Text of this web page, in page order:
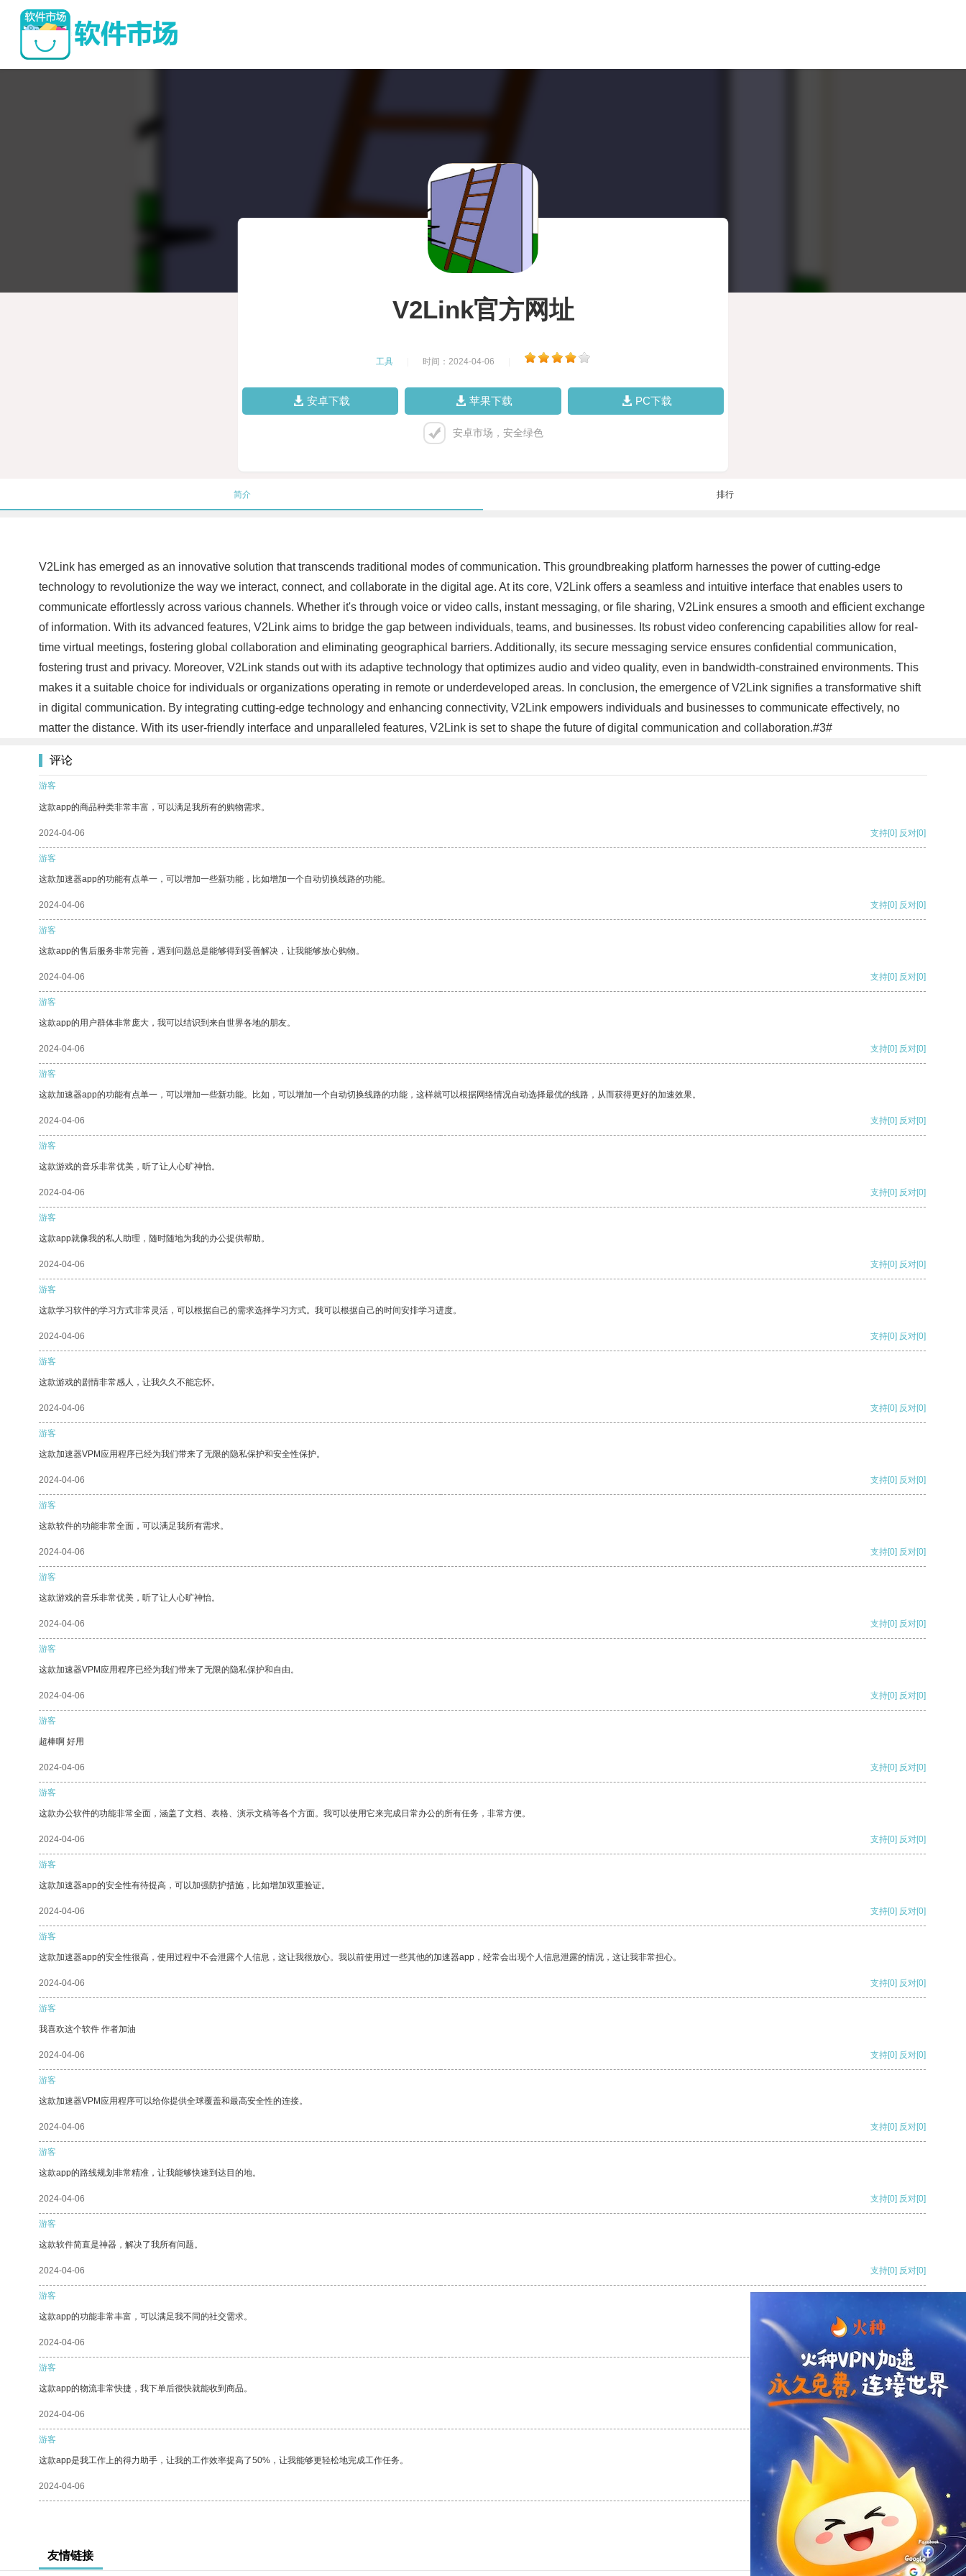
V2Link官方网址
工具 时间：2024-04-06
安卓下载 苹果下载 PC下载
安卓市场，安全绿色
简介 排行
V2Link has emerged as an innovative solution that transcends traditional modes of communication. This groundbreaking platform harnesses the power of cutting-edge
technology to revolutionize the way we interact, connect, and collaborate in the digital age. At its core, V2Link offers a seamless and intuitive interface that enables users to
communicate effortlessly across various channels. Whether it's through voice or video calls, instant messaging, or file sharing, V2Link ensures a smooth and efficient exchange
of information. With its advanced features, V2Link aims to bridge the gap between individuals, teams, and businesses. Its robust video conferencing capabilities allow for real-
time virtual meetings, fostering global collaboration and eliminating geographical barriers. Additionally, its secure messaging service ensures confidential communication,
fostering trust and privacy. Moreover, V2Link stands out with its adaptive technology that optimizes audio and video quality, even in bandwidth-constrained environments. This
makes it a suitable choice for individuals or organizations operating in remote or underdeveloped areas. In conclusion, the emergence of V2Link signifies a transformative shift
in digital communication. By integrating cutting-edge technology and enhancing connectivity, V2Link empowers individuals and businesses to communicate effectively, no
matter the distance. With its user-friendly interface and unparalleled features, V2Link is set to shape the future of digital communication and collaboration.#3#
评论
游客
这款app的商品种类非常丰富，可以满足我所有的购物需求。
2024-04-06 支持[0] 反对[0]
游客
这款加速器app的功能有点单一，可以增加一些新功能，比如增加一个自动切换线路的功能。
2024-04-06 支持[0] 反对[0]
游客
这款app的售后服务非常完善，遇到问题总是能够得到妥善解决，让我能够放心购物。
2024-04-06 支持[0] 反对[0]
游客
这款app的用户群体非常庞大，我可以结识到来自世界各地的朋友。
2024-04-06 支持[0] 反对[0]
游客
这款加速器app的功能有点单一，可以增加一些新功能。比如，可以增加一个自动切换线路的功能，这样就可以根据网络情况自动选择最优的线路，从而获得更好的加速效果。
2024-04-06 支持[0] 反对[0]
游客
这款游戏的音乐非常优美，听了让人心旷神怡。
2024-04-06 支持[0] 反对[0]
游客
这款app就像我的私人助理，随时随地为我的办公提供帮助。
2024-04-06 支持[0] 反对[0]
游客
这款学习软件的学习方式非常灵活，可以根据自己的需求选择学习方式。我可以根据自己的时间安排学习进度。
2024-04-06 支持[0] 反对[0]
游客
这款游戏的剧情非常感人，让我久久不能忘怀。
2024-04-06 支持[0] 反对[0]
游客
这款加速器VPM应用程序已经为我们带来了无限的隐私保护和安全性保护。
2024-04-06 支持[0] 反对[0]
游客
这款软件的功能非常全面，可以满足我所有需求。
2024-04-06 支持[0] 反对[0]
游客
这款游戏的音乐非常优美，听了让人心旷神怡。
2024-04-06 支持[0] 反对[0]
游客
这款加速器VPM应用程序已经为我们带来了无限的隐私保护和自由。
2024-04-06 支持[0] 反对[0]
游客
超棒啊 好用
2024-04-06 支持[0] 反对[0]
游客
这款办公软件的功能非常全面，涵盖了文档、表格、演示文稿等各个方面。我可以使用它来完成日常办公的所有任务，非常方便。
2024-04-06 支持[0] 反对[0]
游客
这款加速器app的安全性有待提高，可以加强防护措施，比如增加双重验证。
2024-04-06 支持[0] 反对[0]
游客
这款加速器app的安全性很高，使用过程中不会泄露个人信息，这让我很放心。我以前使用过一些其他的加速器app，经常会出现个人信息泄露的情况，这让我非常担心。
2024-04-06 支持[0] 反对[0]
游客
我喜欢这个软件 作者加油
2024-04-06 支持[0] 反对[0]
游客
这款加速器VPM应用程序可以给你提供全球覆盖和最高安全性的连接。
2024-04-06 支持[0] 反对[0]
游客
这款app的路线规划非常精准，让我能够快速到达目的地。
2024-04-06 支持[0] 反对[0]
游客
这款软件简直是神器，解决了我所有问题。
2024-04-06 支持[0] 反对[0]
游客
这款app的功能非常丰富，可以满足我不同的社交需求。
2024-04-06
游客
这款app的物流非常快捷，我下单后很快就能收到商品。
2024-04-06 反对
游客
这款app是我工作上的得力助手，让我的工作效率提高了50%，让我能够更轻松地完成工作任务。
2024-04-06 反对[0]
友情链接